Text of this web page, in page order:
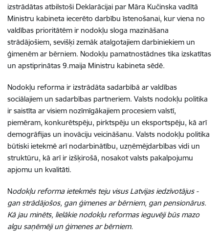
izstrādātas atbilstoši Deklarācijai par Māra Kučinska vadītā
Ministru kabineta iecerēto darbību īstenošanai, kur viena no
valdības prioritātēm ir nodokļu sloga mazināšana
strādājošiem, sevišķi zemāk atalgotajiem darbiniekiem un
ģimenēm ar bērniem. Nodokļu pamatnostādnes tika izskatītas
un apstiprinātas 9.maija Ministru kabineta sēdē.
Nodokļu reforma ir izstrādāta sadarbībā ar valdības
sociālajiem un sadarbības partneriem. Valsts nodokļu politika
ir saistīta ar visiem nozīmīgākajiem procesiem valstī,
piemēram, konkurētspēju, pirktspēju un eksportspēju, kā arī
demogrāfijas un inovāciju veicināšanu. Valsts nodokļu politika
būtiski ietekmē arī nodarbinātību, uzņēmējdarbības vidi un
struktūru, kā arī ir izšķirošā, nosakot valsts pakalpojumu
apjomu un kvalitāti.
Nodokļu reforma ietekmēs teju visus Latvijas iedzīvotājus -
gan strādājošos, gan ģimenes ar bērniem, gan pensionārus.
Kā jau minēts, lielākie nodokļu reformas ieguvēji būs mazo
algu saņēmēji un ģimenes ar bērniem.